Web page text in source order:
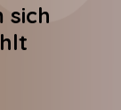
sich